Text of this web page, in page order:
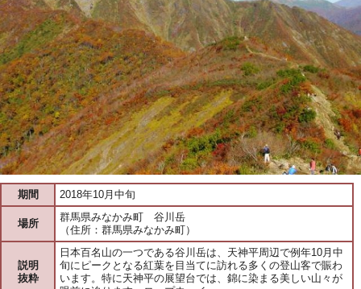
期間 2018年10月中旬
場所
群馬県みなかみ町 谷川岳
（住所：群馬県みなかみ町）
説明
抜粋
日本百名山の一つである谷川岳は、天神平周辺で例年10月中
旬にピークとなる紅葉を目当てに訪れる多くの登山客で賑わ
います。特に天神平の展望台では、錦に染まる美しい山々が